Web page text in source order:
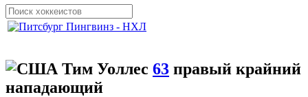
Тим Уоллес 63 правый крайний
нападающий